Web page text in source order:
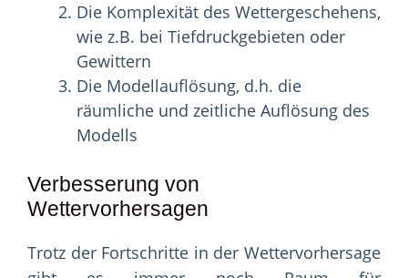
Die Komplexität des Wettergeschehens,
wie z.B. bei Tiefdruckgebieten oder
Gewittern
Die Modellauflösung, d.h. die
räumliche und zeitliche Auflösung des
Modells
Verbesserung von
Wettervorhersagen
Trotz der Fortschritte in der Wettervorhersage